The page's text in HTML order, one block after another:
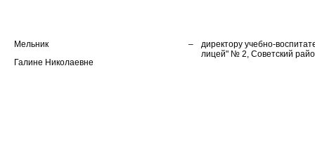
Мельник
Галине Николаевне
–
директору учебно-
лицей" № 2, Советский